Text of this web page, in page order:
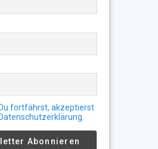
fortfährst, akzeptierst